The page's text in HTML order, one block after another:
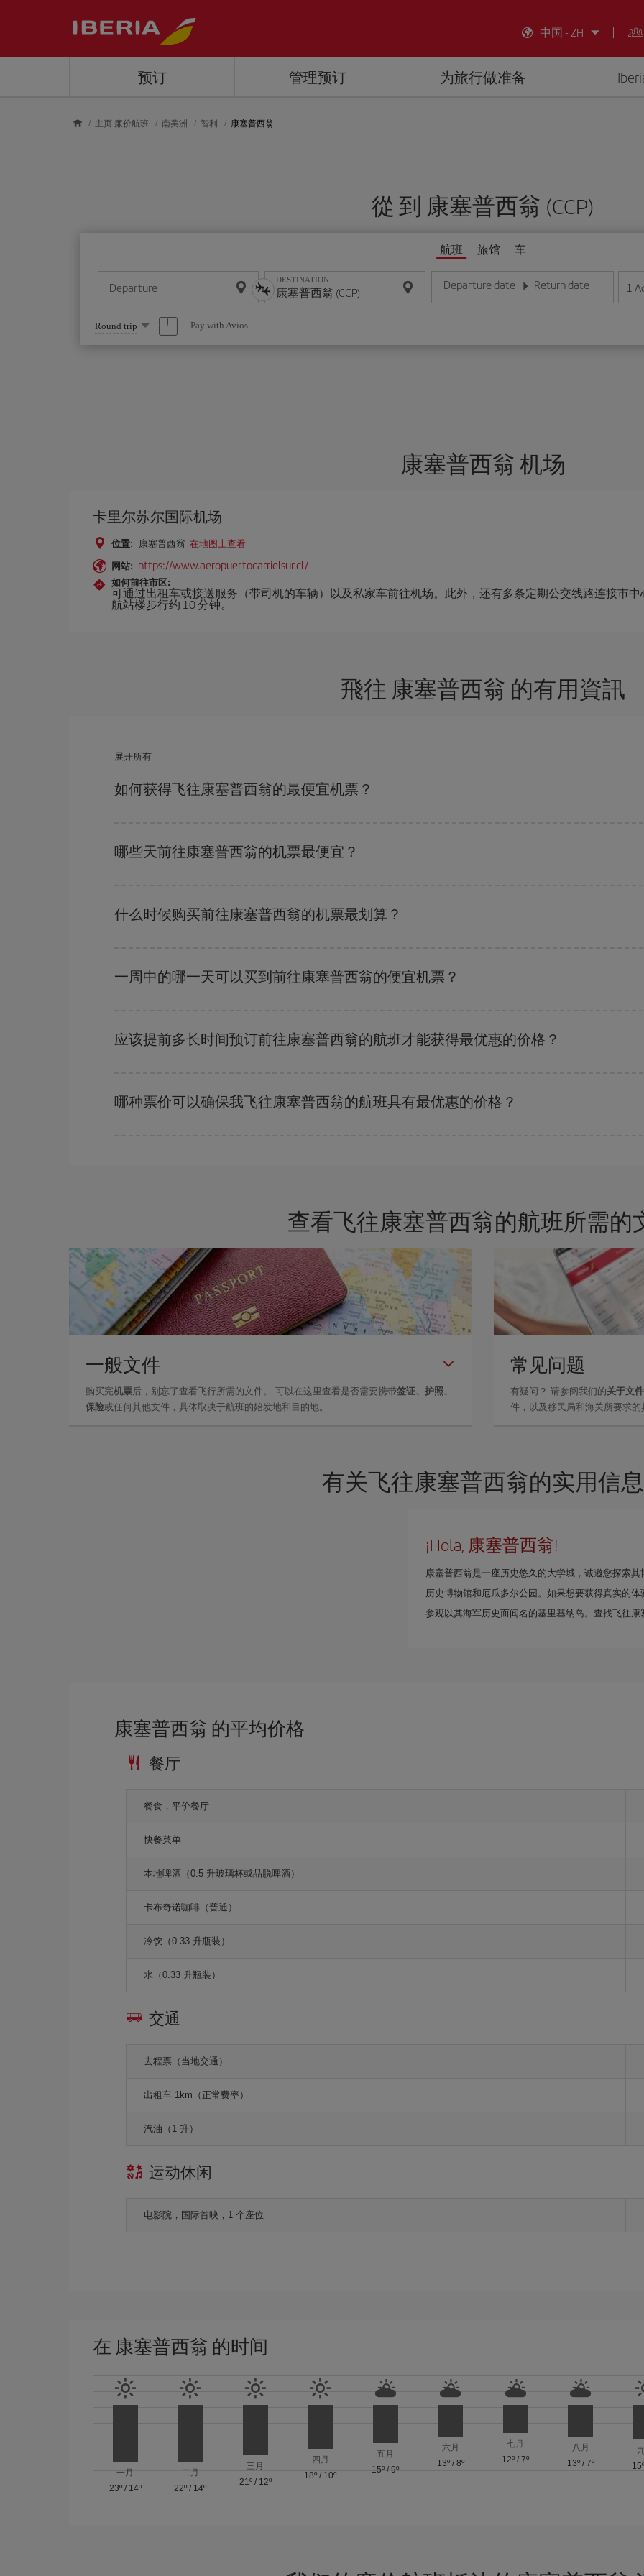
中国 - ZH
预订 管理预订 为旅行做准备
主页 廉价航班 南美洲 智利 康塞普西翁
從 到 康塞普西翁 (CCP)
航班 旅馆 车
Departure DESTINATION Departure date
请输入日期，格式为日/月/年
Return date
请输入日期，格式为日/月/年
1
Select
one
option
Round trip Pay with Avios
康塞普西翁 机场
卡里尔苏尔国际机场
位置: 康塞普西翁 在地图上查看
网站: https://www.aeropuertocarrielsur.cl/
如何前往市区:
可通过出租车或接送服务（带司机的车辆）以及私家车前往机场。此外，还有多条定期公交线路连接市
航站楼步行约 10 分钟。
飛往 康塞普西翁 的有用資訊
展开所有
如何获得飞往康塞普西翁的最便宜机票？
您一定会找到最便宜的航班。
哪些天前往康塞普西翁的机票最便宜？
附近几天的航班（包括去程和回程），以便找到最优惠的航班。 此外，您还可以查看我们每天提供的不同航班选项：有些
什么时候购买前往康塞普西翁的机票最划算？
越早购买越便宜。
一周中的哪一天可以买到前往康塞普西翁的便宜机票？
的价格。
应该提前多长时间预订前往康塞普西翁的航班才能获得最优惠的价格？
哪种票价可以确保我飞往康塞普西翁的航班具有最优惠的价格？
查看飞往康塞普西翁的航班所需的
一般文件
购买完机票后，别忘了查看飞行所需的文件。 可以在这里查看是否需要携带签证、护照、
保险或任何其他文件，具体取决于航班的始发地和目的地。
常见问题
有疑问？ 请参阅我们的关于文
件，以及移民局和海关所要求的
有关飞往康塞普西翁的实用信息
¡Hola, 康塞普西翁!
康塞普西翁是一座历史悠久的大学城，诚邀您探索
历史博物馆和厄瓜多尔公园。如果想要获得真实的
参观以其海军历史而闻名的基里基纳岛。查找飞往
康塞普西翁 的平均价格
餐厅
餐食，平价餐厅
快餐菜单
本地啤酒（0.5 升玻璃杯或品脱啤酒）
卡布奇诺咖啡（普通）
冷饮（0.33 升瓶装）
水（0.33 升瓶装）
交通
去程票（当地交通）
出租车 1km（正常费率）
汽油（1 升）
运动休闲
电影院，国际首映，1 个座位
在 康塞普西翁 的时间
一月
23º/ 14º
二月
22º / 14º
三月
21º/ 12º
四月
18º / 10º
五月
15º /9º
六月
13º/ 8º
七月
12º /7º
八月
13º/ 7º
15º